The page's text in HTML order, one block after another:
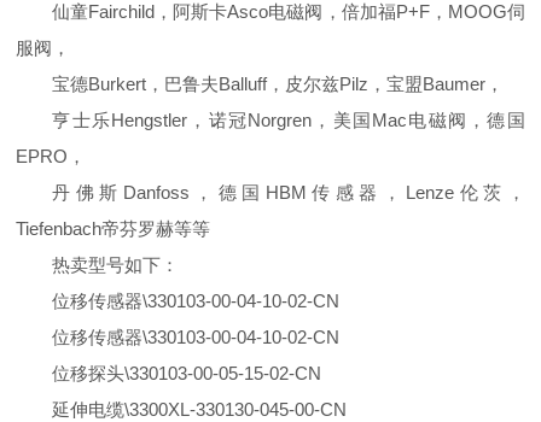
仙童Fairchild，阿斯卡Asco电磁阀，倍加福P+F，MOOG伺
服阀，
宝德Burkert，巴鲁夫Balluff，皮尔兹Pilz，宝盟Baumer，
亨士乐Hengstler，诺冠Norgren，美国Mac电磁阀，德国
EPRO，
丹佛斯Danfoss，德国HBM传感器，Lenze伦茨，
Tiefenbach帝芬罗赫等等
热卖型号如下：
位移传感器\330103-00-04-10-02-CN
位移传感器\330103-00-04-10-02-CN
位移探头\330103-00-05-15-02-CN
延伸电缆\3300XL-330130-045-00-CN